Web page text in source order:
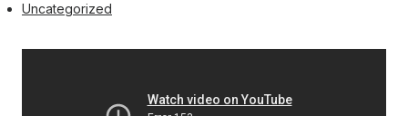
Uncategorized